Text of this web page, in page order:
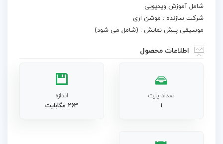
شامل آموزش ویدیویی
شرکت سازنده : موشن اری
موسیقی پیش نمایش : (شامل می شود)
اطلاعات محصول
تعداد پارت
1
اندازه
263 مگابایت